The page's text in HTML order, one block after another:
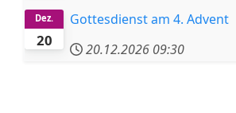
20
Dez.
Gottesdienst am 4. Advent
20.12.2026 09:30